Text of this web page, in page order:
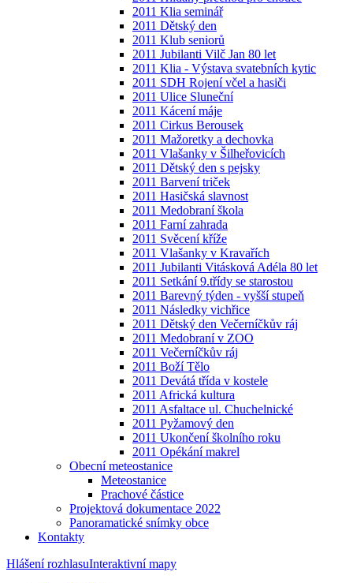
2011 Klia seminář
2011 Dětský den
2011 Klub seniorů
2011 Jubilanti Vilč Jan 80 let
2011 Klia - Výstava svatebních kytic
2011 SDH Rojení včel a hasiči
2011 Ulice Sluneční
2011 Kácení máje
2011 Cirkus Berousek
2011 Mažoretky a dechovka
2011 Vlašanky v Šilheřovicích
2011 Dětský den s pejsky
2011 Barvení triček
2011 Hasičská slavnost
2011 Medobraní škola
2011 Farní zahrada
2011 Svěcení kříže
2011 Vlašanky v Kravařích
2011 Jubilanti Vitásková Adéla 80 let
2011 Setkání 9.třídy se starostou
2011 Barevný týden - vyšší stupeň
2011 Následky vichřice
2011 Dětský den Večerníčkův ráj
2011 Medobraní v ZOO
2011 Večerníčkův ráj
2011 Boží Tělo
2011 Devátá třída v kostele
2011 Africká kultura
2011 Asfaltace ul. Chuchelnické
2011 Pyžamový den
2011 Ukončení školního roku
2011 Opékání makrel
Obecní meteostanice
Meteostanice
Prachové částice
Projektová dokumentace 2022
Panoramatické snímky obce
Kontakty
Hlášení rozhlasuInteraktivní mapy